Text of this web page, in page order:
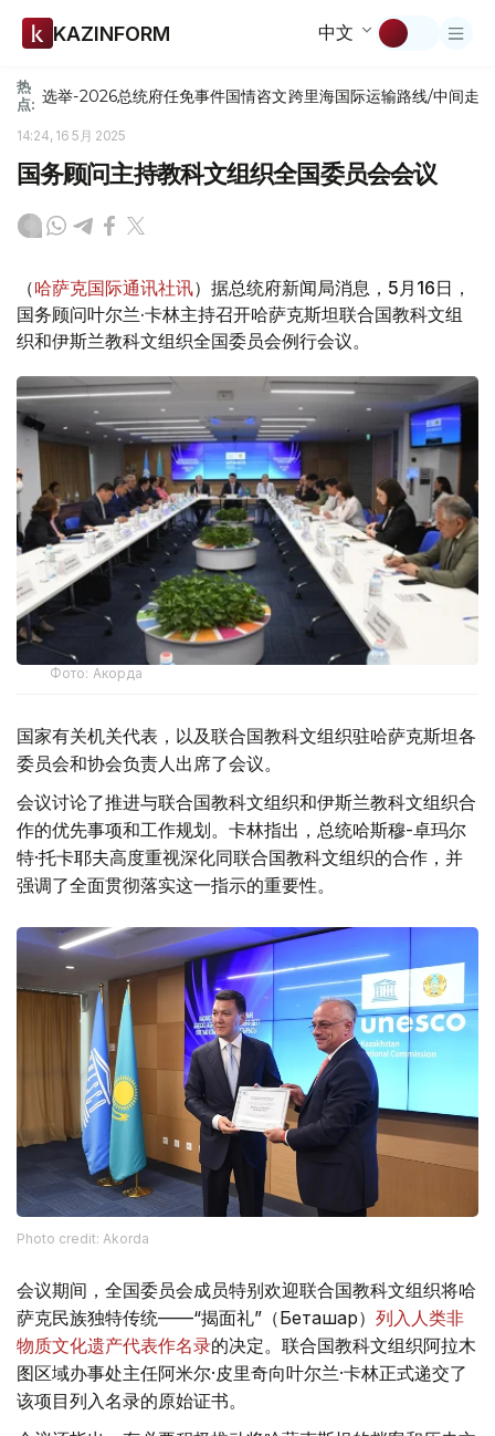
KAZINFORM 中文
热
点: 选举-2026总统府任免事件国情咨文跨里海国际运输路线/中间走廊
14:24, 16 5月 2025
国务顾问主持教科文组织全国委员会会议
（哈萨克国际通讯社讯）据总统府新闻局消息，5月16日，
国务顾问叶尔兰·卡林主持召开哈萨克斯坦联合国教科文组
织和伊斯兰教科文组织全国委员会例行会议。
Фото: Акорда
国家有关机关代表，以及联合国教科文组织驻哈萨克斯坦各
委员会和协会负责人出席了会议。
会议讨论了推进与联合国教科文组织和伊斯兰教科文组织合
作的优先事项和工作规划。卡林指出，总统哈斯穆-卓玛尔
特·托卡耶夫高度重视深化同联合国教科文组织的合作，并
强调了全面贯彻落实这一指示的重要性。
Photo credit: Akorda
会议期间，全国委员会成员特别欢迎联合国教科文组织将哈
萨克民族独特传统——“揭面礼”（Беташар） 列入人类非
物质文化遗产代表作名录的决定。联合国教科文组织阿拉木
图区域办事处主任阿米尔·皮里奇向叶尔兰·卡林正式递交了
该项目列入名录的原始证书。